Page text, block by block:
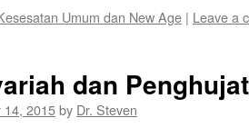
Umum dan New Age | Leave a
dan
14, 2015by Dr. Steven